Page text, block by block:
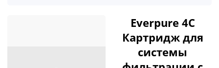
Everpure 4C
Картридж для
системы